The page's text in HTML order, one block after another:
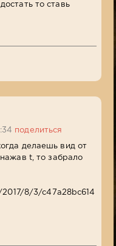
то ставь
поделиться
делаешь вид от
t, то забрало
8/3/c47a28bc614